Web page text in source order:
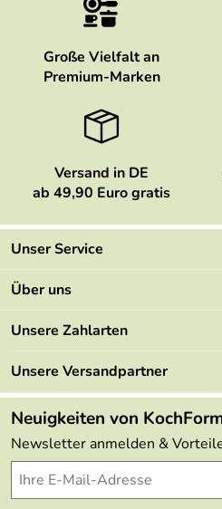
Große Vielfalt an
Premium-Marken
Versand in DE
ab 49,90 Euro gratis
Unser Service
Kontakt
Mehrwertsteuerfrei
Retourenportal
FAQs
Lieferbedingungen
Delivery Terms
Kundenlogin
Über uns
Marken
Angebote
Made in Germany
Themen
Wir über uns
Presse
Unsere Zahlarten
Unsere Versandpartner
Neuigkeiten von
Newsletter anmelden &